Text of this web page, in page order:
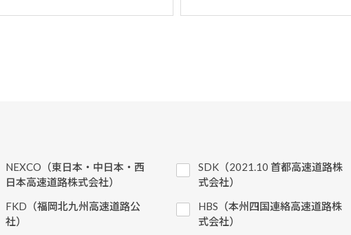
NEXCO（東日本・中日本・西
日本高速道路株式会社）
SDK（2021.10 首都高速道路株
式会社）
FKD（福岡北九州高速道路公
社）
HBS（本州四国連絡高速道路株
式会社）